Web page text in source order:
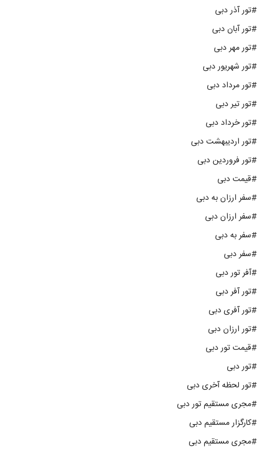
#تور آذر دبی
#تور آبان دبی
#تور مهر دبی
#تور شهریور دبی
#تور مرداد دبی
#تور تیر دبی
#تور خرداد دبی
#تور اردیبهشت دبی
#تور فروردین دبی
#قیمت دبی
#سفر ارزان به دبی
#سفر ارزان دبی
#سفر به دبی
#سفر دبی
#آفر تور دبی
#تور آفر دبی
#تور آفری دبی
#تور ارزان دبی
#قیمت تور دبی
#تور دبی
#تور لحظه آخری دبی
#مجری مستقیم تور دبی
#کارگزار مستقیم دبی
#مجری مستقیم دبی